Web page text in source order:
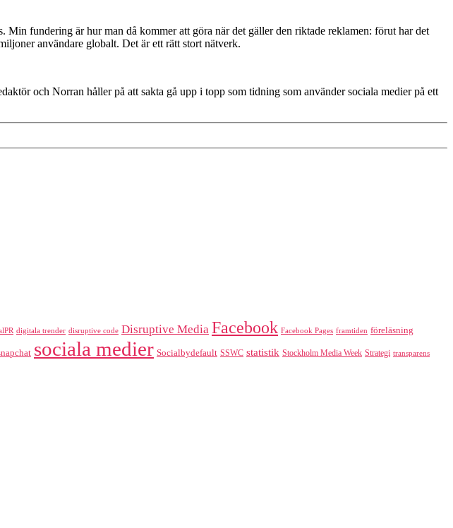
fundering är hur man då kommer att göra när det gäller den riktade reklamen: förut har det
användare globalt. Det är ett rätt stort nätverk.
och Norran håller på att sakta gå upp i topp som tidning som använder sociala medier på ett
digitala trender disruptive code Disruptive Media Facebook Facebook Pages framtiden föreläsning
sociala medier Socialbydefault SSWC statistik Stockholm Media Week Strategi transparens